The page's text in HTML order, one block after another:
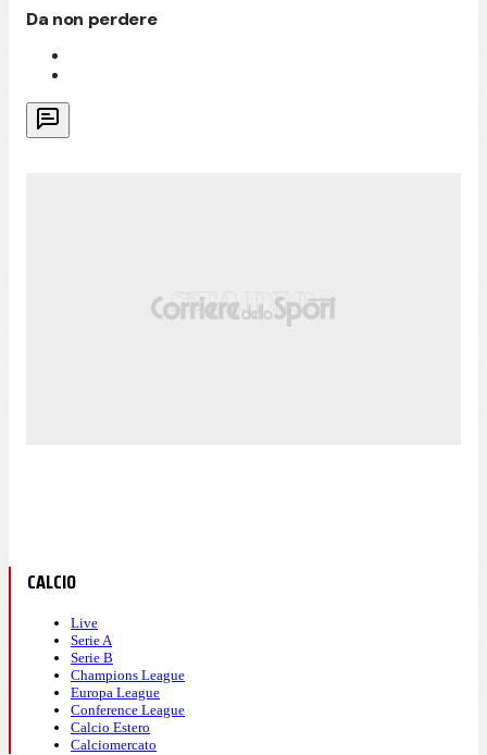
Da non perdere
CALCIO
Live
Serie A
Serie B
Champions League
Europa League
Conference League
Calcio Estero
Calciomercato